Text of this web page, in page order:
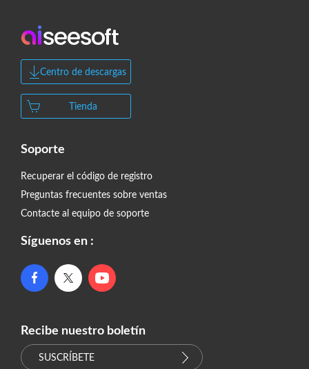
Centro de descargas
Tienda
Soporte
Recuperar el código de registro
Preguntas frecuentes sobre ventas
Contacte al equipo de soporte
Síguenos en :
Recibe nuestro boletín
SUSCRÍBETE